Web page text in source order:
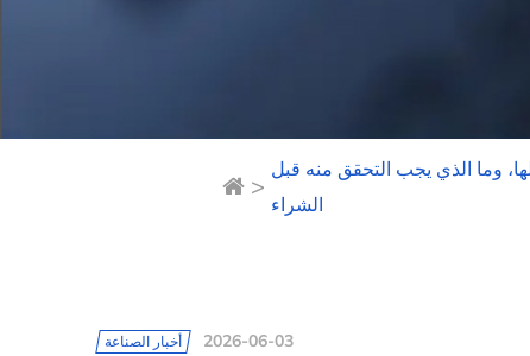
>
وما الذي يجب التحقق منه قبل
الشراء
أخبار الصناعة 2026-06-03